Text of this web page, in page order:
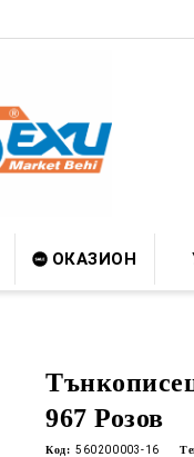
ОКАЗИОН
967 Розов
Код: 560200003-16